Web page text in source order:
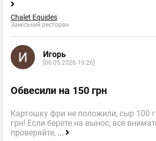
Chalet Equides
Заміський ресторан
Игорь
[06.05.2026 19:26]
Обвесили на 150 грн
Картошку фри не положили, сыр 100
грн! Если берете на вынос, все
проверяйте, ...